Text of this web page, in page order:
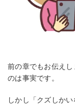
前の章でもお伝え
のは事実です。
しかし「クズしか